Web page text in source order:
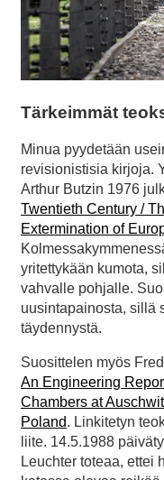
Tärkeimmät
Minua pyydetään
revisionistisia kirjoja.
Arthur Butzin 1976
Twentieth Century /
Extermination of
yritettykään kumota,
vahvalle pohjalle.
uusintapainosta, sillä
täydennystä.
Suosittelen myös
An Engineering
Chambers at
Poland. Linkitetyn
liite. 14.5.1988
Leuchter toteaa, ettei